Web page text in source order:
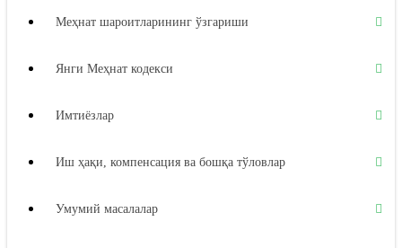
Меҳнат шароитларининг ўзгариши
Янги Меҳнат кодекси
Имтиёзлар
Иш ҳақи, компенсация ва бошқа тўловлар
Умумий масалалар